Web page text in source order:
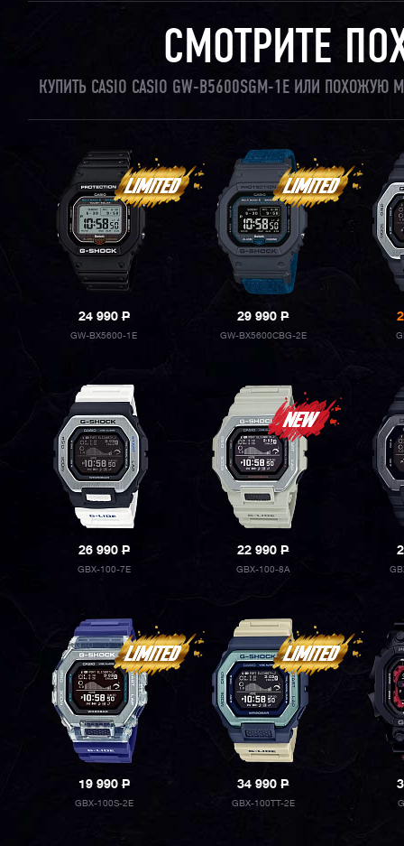
СМОТРИТЕ
КУПИТЬ CASIO CASIO GW-B5600SGM-1E ИЛИ
24 990P
GW-BX5600-1E
29 990P
GW-BX5600CBG-2E
26 990P
GBX-100-7E
22 990P
GBX-100-8A
19 990P
GBX-100S-2E
34 990P
GBX-100TT-2E